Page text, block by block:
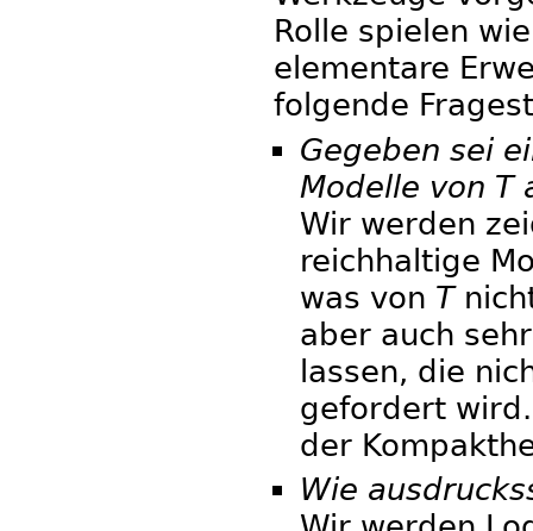
Rolle spielen
elementare
folgende
Gegeben sei
Modelle von T
Wir werden
reichhaltige
was von T
aber auch
lassen, die
gefordert
der
Wie